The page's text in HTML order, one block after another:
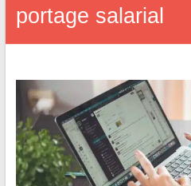
portage salarial